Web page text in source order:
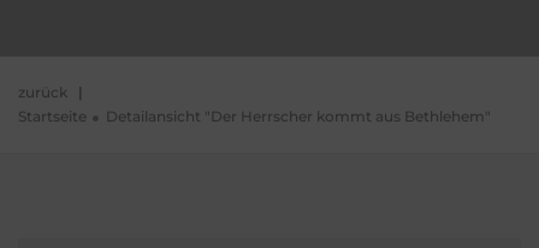
zurück |
Startseite
Detailansicht "Der Herrscher kommt aus Bethlehem"